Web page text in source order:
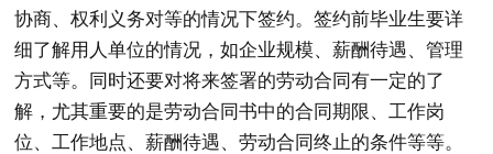
协商、权利义务对等的情况下签约。签约前毕业生要详
细了解用人单位的情况，如企业规模、薪酬待遇、管理
方式等。同时还要对将来签署的劳动合同有一定的了
解，尤其重要的是劳动合同书中的合同期限、工作岗
位、工作地点、薪酬待遇、劳动合同终止的条件等等。